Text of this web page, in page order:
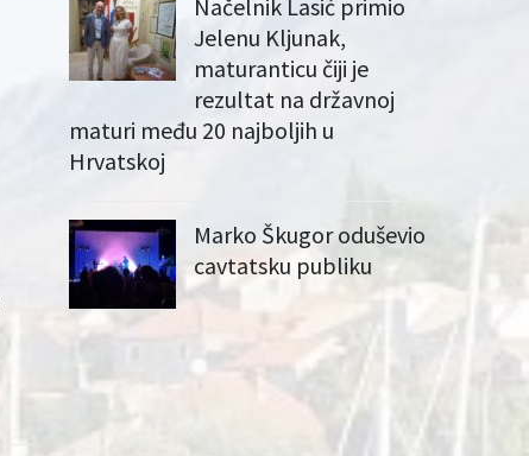
Načelnik Lasić primio
Jelenu Kljunak,
maturanticu čiji je
rezultat na državnoj
maturi među 20 najboljih u
Hrvatskoj
Marko Škugor oduševio
cavtatsku publiku